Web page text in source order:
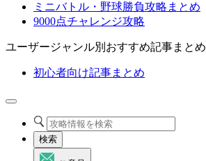
ミニバトル・野球勝負攻略まとめ
9000点チャレンジ攻略
ユーザージャンル別おすすめ記事まとめ
初心者向け記事まとめ
検索